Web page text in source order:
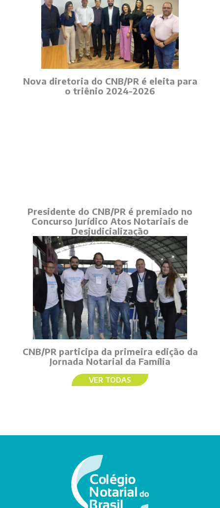
Nova diretoria do CNB/PR é eleita para
o triênio 2024-2026
Presidente do CNB/PR é premiado no
Concurso Jurídico Atos Notariais de
Desjudicialização
CNB/PR participa da primeira edição da
Jornada Notarial da Família
VER TODAS